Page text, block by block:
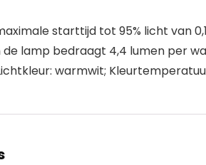
starttijd tot 95% licht van
lamp bedraagt 4,4 lumen per
warmwit;